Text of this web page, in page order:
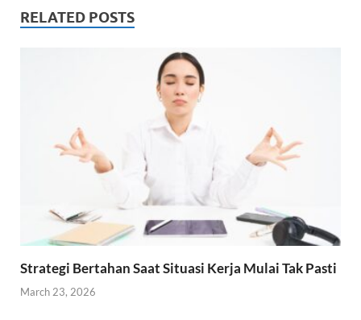
RELATED POSTS
Strategi Bertahan Saat Situasi Kerja Mulai Tak Pasti
March 23, 2026